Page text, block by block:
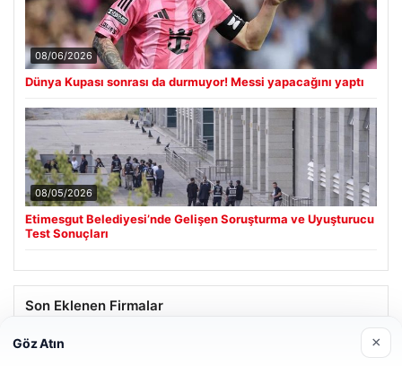
08/06/2026
Dünya Kupası sonrası da durmuyor! Messi yapacağını yaptı
08/05/2026
Etimesgut Belediyesi’nde Gelişen Soruşturma ve Uyuşturucu
Test Sonuçları
Son Eklenen Firmalar
Göz Atın ×